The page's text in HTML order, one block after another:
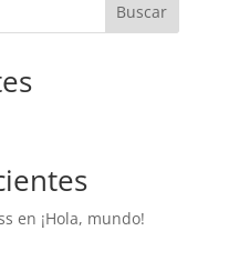
Buscar
en ¡Hola, mundo!